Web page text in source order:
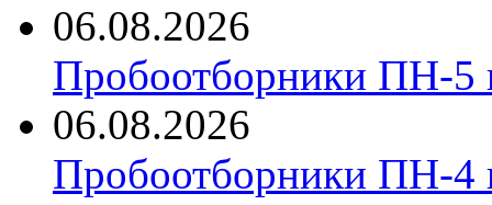
06.08.2026
Пробоотборники ПН-
06.08.2026
Пробоотборники ПН-